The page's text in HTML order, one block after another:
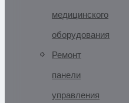
медицинского
оборудования
Ремонт
панели
управления